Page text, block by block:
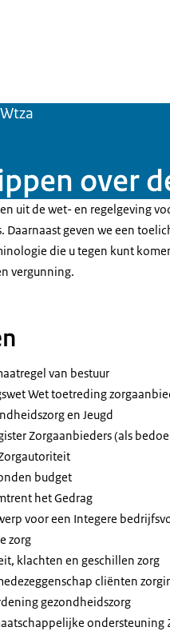
over
uit de wet- en regelgeving
Daarnaast geven we een
die u tegen kunt
vergunning.
van bestuur
Wet toetreding
en Jeugd
Zorgaanbieders (als
budget
het Gedrag
voor een Integere
zorg
klachten en geschillen zorg
cliënten
gezondheidszorg
ondersteuning